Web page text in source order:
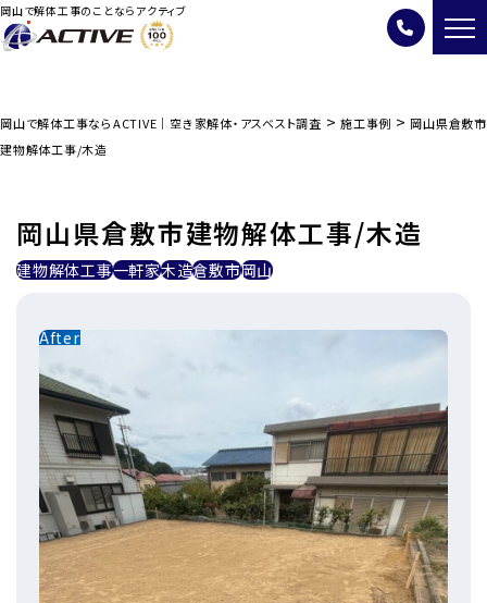
岡山で解体工事のことならアクティブ
岡山で解体工事ならACTIVE｜空き家解体・アスベスト調査 > 施工事例 > 岡山県倉敷市
建物解体工事/木造
岡山県倉敷市建物解体工事/木造
建物解体工事一軒家木造倉敷市岡山